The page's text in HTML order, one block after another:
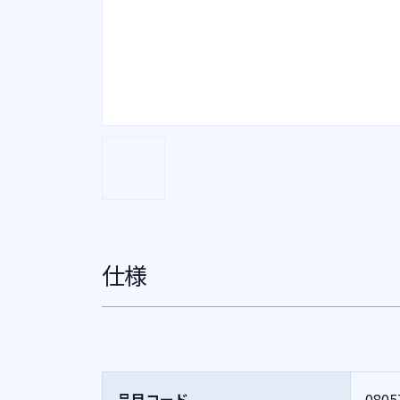
仕様